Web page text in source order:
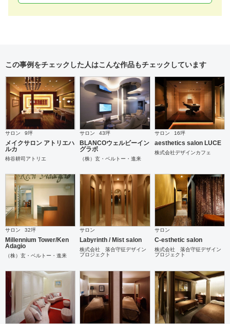
この事例をチェックした人はこんな作品もチェックしています
サロン 9坪
メイクサロン アトリエハ
ルカ
柿谷耕司アトリエ
サロン 43坪
BLANCOウェルビーイン
グラボ
（株）玄・ベルトー・進来
サロン 16坪
aesthetics salon LUCE
株式会社デザインカフェ
サロン 32坪
Millennium Tower/Ken
Adagio
（株）玄・ベルトー・進来
サロン
Labyrinth / Mist salon
株式会社 落合守征デザイン
プロジェクト
サロン
C-esthetic salon
株式会社 落合守征デザイン
プロジェクト